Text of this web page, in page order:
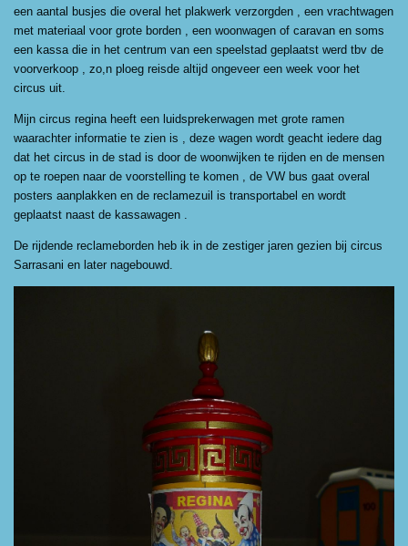
een aantal busjes die overal het plakwerk verzorgden , een vrachtwagen
met materiaal voor grote borden , een woonwagen of caravan en soms
een kassa die in het centrum van een speelstad geplaatst werd tbv de
voorverkoop , zo,n ploeg reisde altijd ongeveer een week voor het
circus uit.
Mijn circus regina heeft een luidsprekerwagen met grote ramen
waarachter informatie te zien is , deze wagen wordt geacht iedere dag
dat het circus in de stad is door de woonwijken te rijden en de mensen
op te roepen naar de voorstelling te komen , de VW bus gaat overal
posters aanplakken en de reclamezuil is transportabel en wordt
geplaatst naast de kassawagen .
De rijdende reclameborden heb ik in de zestiger jaren gezien bij circus
Sarrasani en later nagebouwd.